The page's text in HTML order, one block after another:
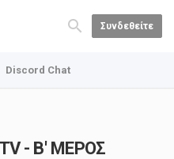
Συνδεθείτε
Discord Chat
- Β' ΜΕΡΟΣ